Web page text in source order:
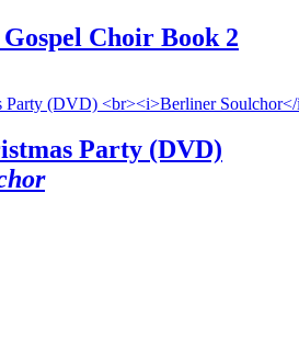
Choir Book 2
Party (DVD)